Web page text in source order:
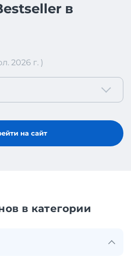
в
2026 г. )
на сайт
в категории